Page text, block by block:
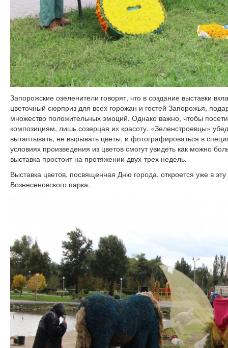
Запорожские озеленители говорят, что в создание выставки
цветочный сюрприз для всех горожан и гостей Запорожья,
множество положительных эмоций. Однако важно, чтобы
композициям, лишь созерцая их красоту. «Зеленстроевцы»
вытаптывать, не вырывать цветы, и фотографироваться в
условиях произведения из цветов смогут увидеть как можно
выставка простоит на протяжении двух-трех недель.
Выставка цветов, посвященная Дню города, откроется уже в
Вознесеновского парка.